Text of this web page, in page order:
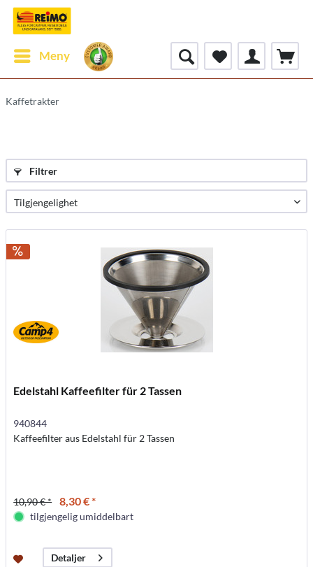
Meny
Kaffetrakter
Filtrer
Edelstahl Kaffeefilter für 2 Tassen
940844
Kaffeefilter aus Edelstahl für 2 Tassen
10,90 € * 8,30 € *
tilgjengelig umiddelbart
Detaljer